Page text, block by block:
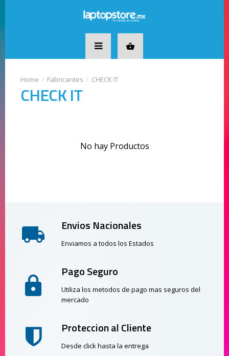
Fabricantes CHECK IT
CHECK IT
No hay Productos
Envios Nacionales
Enviamos a todos los Estados
Pago Seguro
Utiliza los metodos de pago mas seguros del
mercado
Proteccion al Cliente
Desde click hasta la entrega